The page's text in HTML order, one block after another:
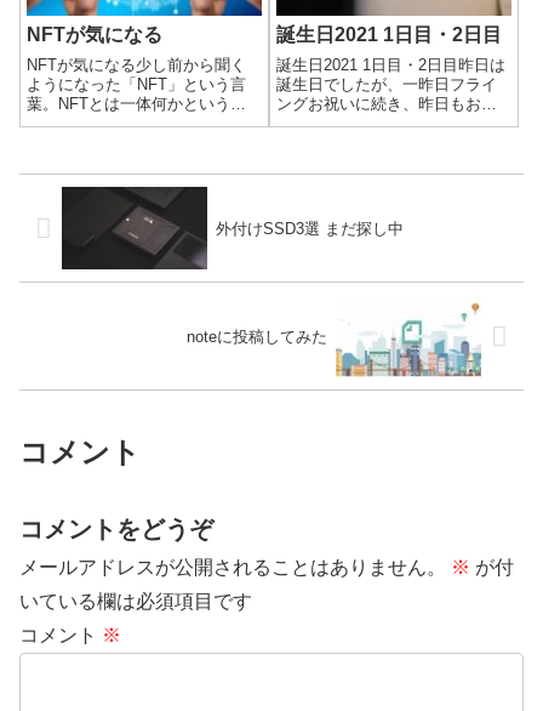
NFTが気になる
NFTが気になる少し前から聞く
ようになった「NFT」という言
葉。NFTとは一体何かという
と、wikiにはこう書かれていま
NFTはユニークな（唯一の）デ
ジタルア...
誕生日2021 1日目・2日目
誕生日2021 1日目・2日目昨日は
誕生日でしたが、一昨日フライ
ングお祝いに続き、昨日もお祝
いしていただきました。ありが
外付けSSD3選 まだ探し中
noteに投稿してみた
コメント
コメントをどうぞ
メールアドレスが公開されることはありません。 ※ が付
いている欄は必須項目です
コメント ※